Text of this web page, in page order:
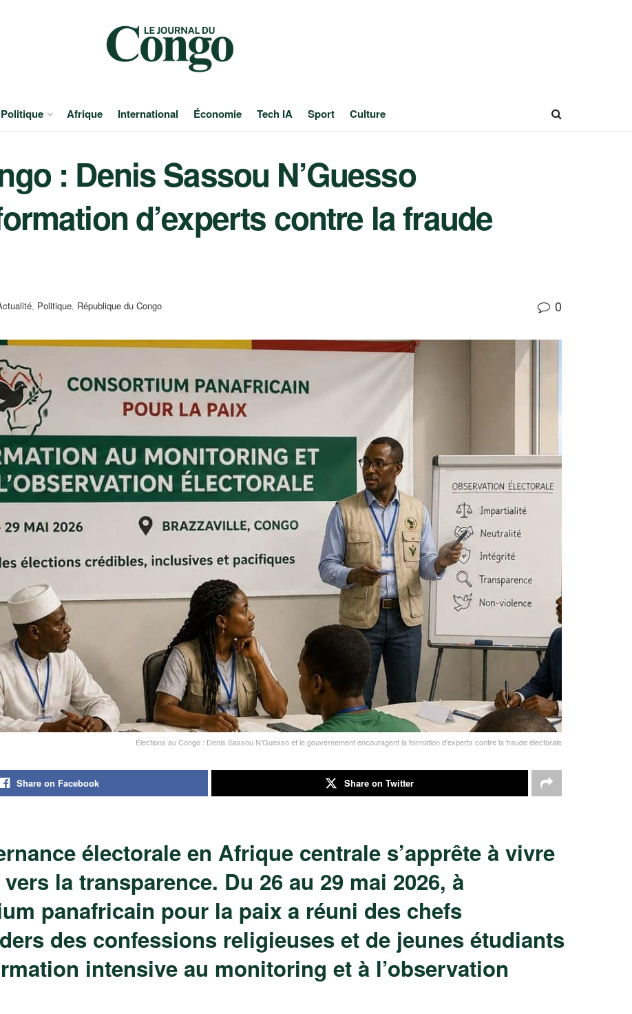
Politique Afrique International Économie Tech IA Sport Culture
: Denis Sassou N’Guesso
d’experts contre la fraude
, Politique, République du Congo 0
Élections au Congo : Denis Sassou N'Guesso et le gouvernement encouragent la formation d'experts contre la fraude électorale
Share on Facebook Share on Twitter
électorale en Afrique centrale s’apprête à vivre
la transparence. Du 26 au 29 mai 2026, à
panafricain pour la paix a réuni des chefs
des confessions religieuses et de jeunes étudiants
intensive au monitoring et à l’observation